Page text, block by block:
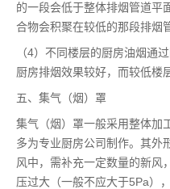
的一段会低于整体排烟管道平
合物会积聚在较低的那段排烟
（4）不同楼层的厨房油烟通
厨房排烟效果较好，而较低楼
五、集气（烟）罩
集气（烟）罩一般采用整体加
多为专业厨房公司制作。其外
风中，需补充一定数量的新风
压过大（一般不应大于5Pa）